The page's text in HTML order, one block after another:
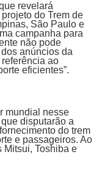
revelará
do Trem de
São Paulo e
campanha para
não pode
anúncios da
ao
eficientes”.
mundial nesse
disputarão a
do trem
e passageiros. Ao
Mitsui, Toshiba e